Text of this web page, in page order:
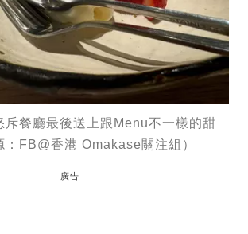
斥餐廳最後送上跟Menu不一樣的甜
：FB@香港 Omakase關注組）
廣告